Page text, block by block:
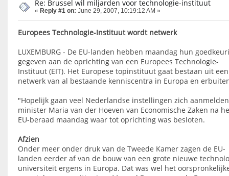
Re: Brussel wil miljarden voor technologie-instituut
« Reply #1 on: June 29, 2007, 10:19:12 AM »
Europees Technologie-Instituut wordt netwerk
LUXEMBURG - De EU-landen hebben maandag hun
gegeven aan de oprichting van een Europees Technologie-
Instituut (EIT). Het Europese topinstituut gaat bestaan uit een
netwerk van al bestaande kenniscentra in Europa en
"Hopelijk gaan veel Nederlandse instellingen zich
minister Maria van der Hoeven van Economische Zaken na
EU-beraad maandag waar tot oprichting was besloten.
Afzien
Onder meer onder druk van de Tweede Kamer zagen de EU-
landen eerder af van de bouw van een grote nieuwe
universiteit ergens in Europa. Dat was wel het